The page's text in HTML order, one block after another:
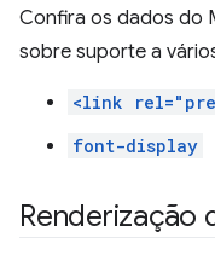
Confira os dados do
sobre suporte a
<link
font-display
Renderização